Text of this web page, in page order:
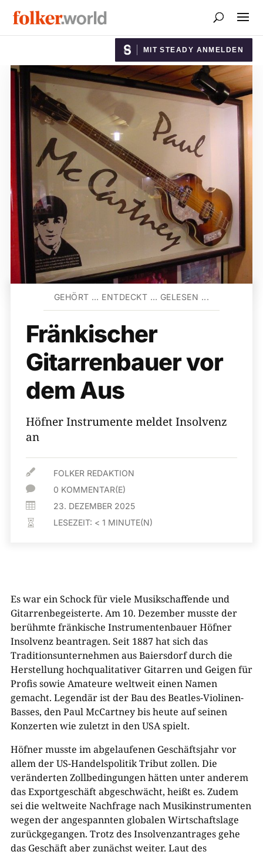
MIT STEADY ANMELDEN
GEHÖRT … ENTDECKT … GELESEN ...
Fränkischer
Gitarrenbauer vor
dem Aus
Höfner Instrumente meldet Insolvenz
an
 FOLKER REDAKTION
 0 KOMMENTAR(E)
 23. DEZEMBER 2025
 LESEZEIT: < 1 MINUTE(N)
Es war ein Schock für viele Musikschaffende und
Gitarrenbegeisterte. Am 10. Dezember musste der
berühmte fränkische Instrumentenbauer Höfner
Insolvenz beantragen. Seit 1887 hat sich das
Traditionsunternehmen aus Baiersdorf durch die
Herstellung hochqualitativer Gitarren und Geigen für
Profis sowie Amateure weltweit einen Namen
gemacht. Legendär ist der Bau des Beatles-Violinen-
Basses, den Paul McCartney bis heute auf seinen
Konzerten wie zuletzt in den USA spielt.
Höfner musste im abgelaufenen Geschäftsjahr vor
allem der US-Handelspolitik Tribut zollen. Die
veränderten Zollbedingungen hätten unter anderem
das Exportgeschäft abgeschwächt, heißt es. Zudem
sei die weltweite Nachfrage nach Musikinstrumenten
wegen der angespannten globalen Wirtschaftslage
zurückgegangen. Trotz des Insolvenzantrages gehe
das Geschäft aber zunächst weiter. Laut des